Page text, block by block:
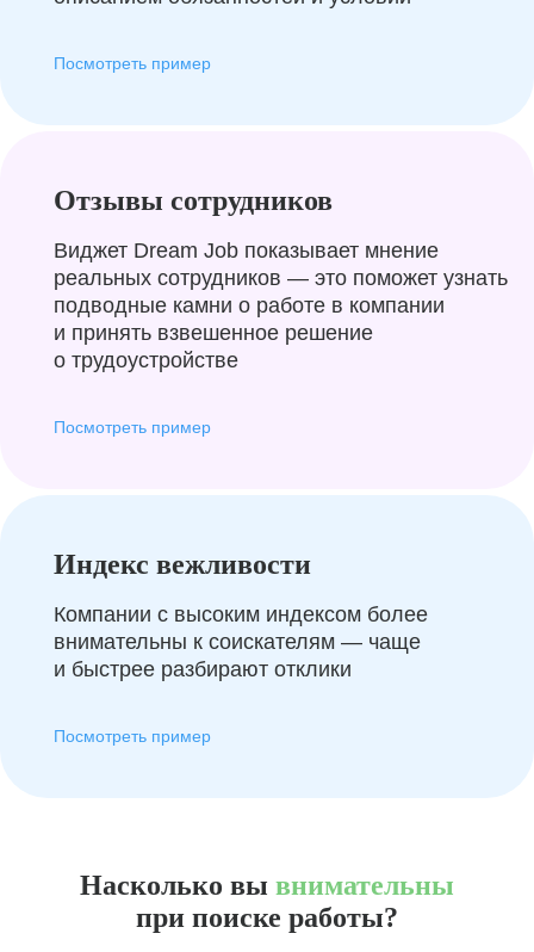
Посмотреть пример
Отзывы сотрудников
Виджет Dream Job показывает мнение
реальных сотрудников — это поможет узнать
подводные камни о работе в компании
и принять взвешенное решение
о трудоустройстве
Посмотреть пример
Индекс вежливости
Компании с высоким индексом более
внимательны к соискателям — чаще
и быстрее разбирают отклики
Посмотреть пример
Насколько вы внимательны
при поиске работы?